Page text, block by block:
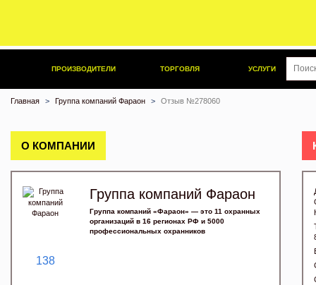
ПРОИЗВОДИТЕЛИ ТОРГОВЛЯ УСЛУГИ
Главная Группа компаний Фараон Отзыв №278060
О КОМПАНИИ
138
Группа компаний Фараон
Группа компаний «Фараон» — это 11 охранных
организаций в 16 регионах РФ и 5000
профессиональных охранников